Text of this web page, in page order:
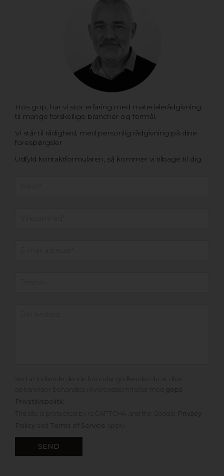
Hos gop, har vi stor erfaring med materialerådgivning,
til mange forskellige brancher og formål.
Vi står til rådighed, med personlig rådgivning på dine
forespørgsler
Udfyld kontaktformularen, så kommer vi tilbage til dig.